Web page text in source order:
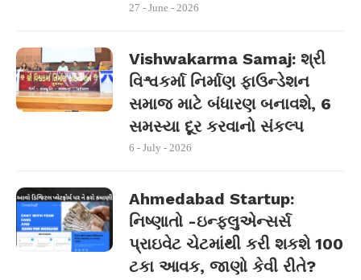
27 - June - 2026
Vishwakarma Samaj: શ્રી
વિશ્વકર્મા નિર્માણ ફાઉન્ડેશન
સમાજ માટે બંધારણ બનાવશે, 6
સમસ્યા દૂર કરવાનો સંકલ્પ
6 - July - 2026
Ahmedabad Startup:
નિષ્ણાતો -ઇન્ફ્લુએન્સર્સ
પ્રાઇવેટ ચેટમાંથી કરી શકશે 100
ટકા આવક, જાણો કેવી રીતે?